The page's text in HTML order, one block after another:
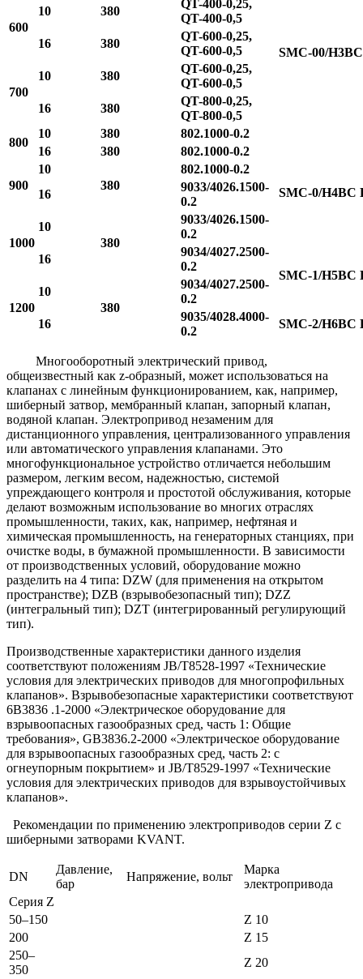
SMC-00/
600
10 380
QT-400-0,25,
QT-400-0,5
16
380
QT-600-0,25,
QT-600-0,5
700
10 380
QT-600-0,25,
QT-600-0,5
16
380
QT-800-0,25,
QT-800-0,5
800
10 380
802.1000-0.2
16
380 802.1000-0.2
SMC-0/H4BC
900
10
380
802.1000-0.2
16
9033/4026.1500-
0.2
1000
10
380
9033/4026.1500-
0.2
16
9034/4027.2500-
0.2
SMC-1/H5BC
1200
10
380
9034/4027.2500-
0.2
16
9035/4028.4000-
0.2
SMC-2/H6BC
Многооборотный электрический привод,
общеизвестный как z-образный, может использоваться на
клапанах с линейным функционированием, как, например,
шиберный затвор, мембранный клапан, запорный клапан,
водяной клапан. Электропривод незаменим для
дистанционного управления, централизованного управления
или автоматического управления клапанами. Это
многофункциональное устройство отличается небольшим
размером, легким весом, надежностью, системой
упреждающего контроля и простотой обслуживания, которые
делают возможным использование во многих отраслях
промышленности, таких, как, например, нефтяная и
химическая промышленность, на генераторных станциях, при
очистке воды, в бумажной промышленности. В зависимости
от производственных условий, оборудование можно
разделить на 4 типа: DZW (для применения на открытом
пространстве); DZB (взрывобезопасный тип); DZZ
(интегральный тип); DZT (интегрированный регулирующий
тип).
Производственные характеристики данного изделия
соответствуют положениям JB/T8528-1997 «Технические
условия для электрических приводов для многопрофильных
клапанов». Взрывобезопасные характеристики соответствуют
6B3836 .1-2000 «Электрическое оборудование для
взрывоопасных газообразных сред, часть 1: Общие
требования», GB3836.2-2000 «Электрическое оборудование
для взрывоопасных газообразных сред, часть 2: с
огнеупорным покрытием» и JB/T8529-1997 «Технические
условия для электрических приводов для взрывоустойчивых
клапанов».
Рекомендации по применению электроприводов серии Z с
шиберными затворами KVANT.
DN
Давление,
бар
Напряжение, вольт
Марка
электропривода
Серия Z
50–150
Z 10
200
Z 15
250–
350
Z 20